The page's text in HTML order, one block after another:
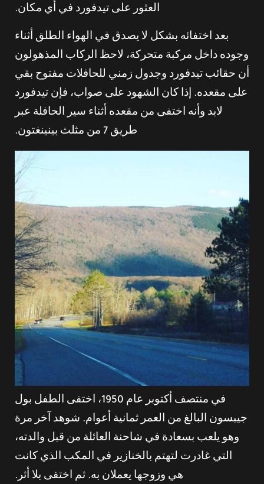
العثور على تيدفورد في أي مكان.
بعد اختفائه بشكل لا يصدق في الهواء الطلق أثناء
وجوده داخل مركبة متحركة، لاحظ الركاب المذهولون
أن حقائب تيدفورد وجدول زمني للحافلات مفتوح بقي
على مقعده. إذا كان الشهود على صواب، فإن تيدفورد
لابد وأنه اختفى من مقعده أثناء سير الحافلة عبر
طريق 7 من مثلث بينينغتون.
في منتصف أكتوبر عام 1950، اختفى الطفل بول
جيبسون البالغ من العمر ثمانية أعوام. شوهد آخر مرة
وهو يلعب بسعادة في شاحنة العائلة من قبل والدته،
التي غادرت لتهتم بالخنازير في المكب الذي كانت
هي وزوجها يعملان به. ثم اختفى بلا أثر.